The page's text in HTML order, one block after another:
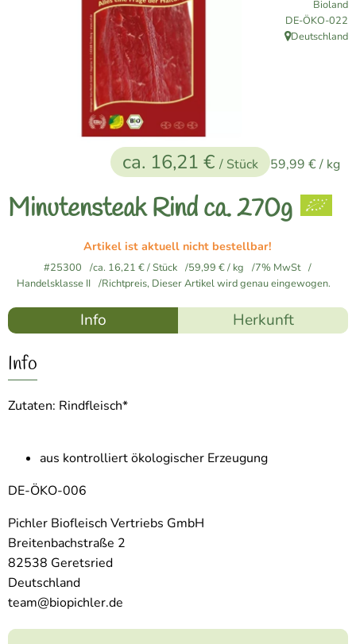
Vegane Küche
Naturkosmetik
Haus, Garten etc.
Verkauf
Lieferservice
Minutensteak Rind ca. 270g
ca. 16,21 € / Stück 59,99 €/ kg
Bioland
, Kontrollstelle:
DE-ÖKO-022
, Herkunft:
Deutschland
Artikel ist aktuell nicht bestellbar!
#25300 ca. 16,21 €/ Stück 59,99 €/ kg
7% MwSt
Handelsklasse II
Richtpreis, Dieser Artikel wird genau eingewogen.
Info Herkunft
Info
Zutaten: Rindfleisch*
aus kontrolliert ökologischer Erzeugung
DE-ÖKO-006
Pichler Biofleisch Vertriebs GmbH
Breitenbachstraße 2
82538 Geretsried
Deutschland
team@biopichler.de